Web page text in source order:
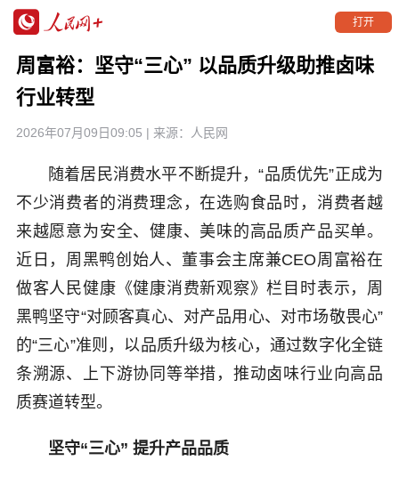
打开
周富裕：坚守“三心” 以品质升级助推卤味
行业转型
2026年07月09日09:05 | 来源： 人民网
随着居民消费水平不断提升，“品质优先”正成为
不少消费者的消费理念，在选购食品时，消费者越
来越愿意为安全、健康、美味的高品质产品买单。
近日，周黑鸭创始人、董事会主席兼CEO周富裕在
做客人民健康《健康消费新观察》栏目时表示，周
黑鸭坚守“对顾客真心、对产品用心、对市场敬畏心”
的“三心”准则，以品质升级为核心，通过数字化全链
条溯源、上下游协同等举措，推动卤味行业向高品
质赛道转型。
坚守“三心” 提升产品品质